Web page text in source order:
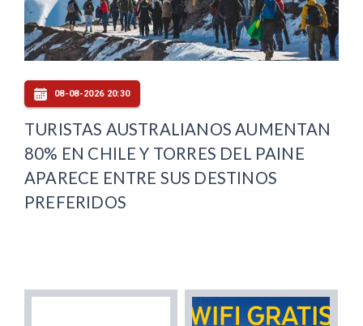
08-08-2026 20:30
TURISTAS AUSTRALIANOS AUMENTAN
80% EN CHILE Y TORRES DEL PAINE
APARECE ENTRE SUS DESTINOS
PREFERIDOS